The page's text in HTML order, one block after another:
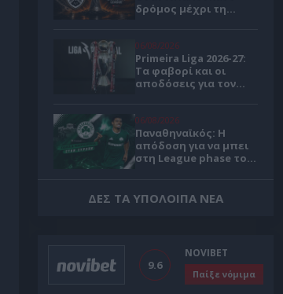
δρόμος μέχρι τη
Primeira Liga 2026-27:
Τα φαβορί και οι
αποδόσεις για τον
06/08/2026
Παναθηναϊκός: Η
απόδοση για να μπει
στη League phase του
06/08/2026
Παναθηναϊκός
πρόγραμμα
06/08/2026
ΔΕΣ ΤΑ ΥΠΟΛΟΙΠΑ ΝΕΑ
9.6
NOVIBET
Παίξε νόμιμα